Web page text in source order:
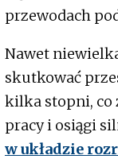
przewodach
Nawet
skutkować
kilka stopni, co
pracy i osiągi
w układzie